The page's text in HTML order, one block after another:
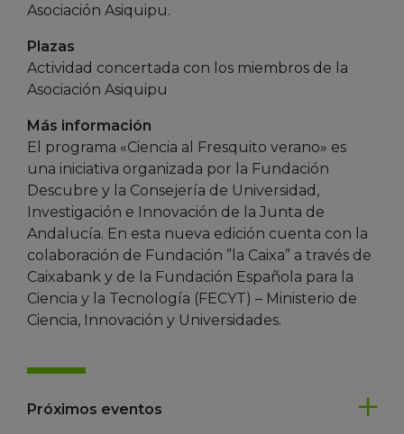
Asociación Asiquipu.
Plazas
Actividad concertada con los miembros de la
Asociación Asiquipu
Más información
El programa «Ciencia al Fresquito verano» es
una iniciativa organizada por la Fundación
Descubre y la Consejería de Universidad,
Investigación e Innovación de la Junta de
Andalucía. En esta nueva edición cuenta con la
colaboración de Fundación ”la Caixa” a través de
Caixabank y de la Fundación Española para la
Ciencia y la Tecnología (FECYT) – Ministerio de
Ciencia, Innovación y Universidades.
Próximos eventos